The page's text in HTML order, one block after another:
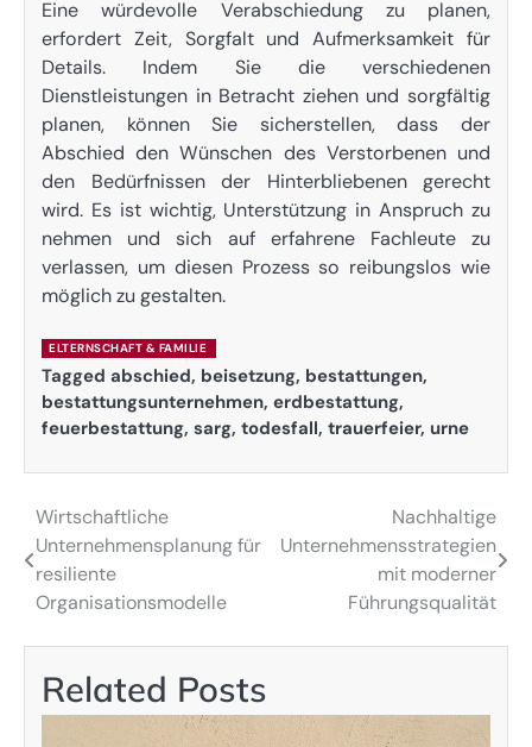
Eine würdevolle Verabschiedung zu planen,
erfordert Zeit, Sorgfalt und Aufmerksamkeit für
Details. Indem Sie die verschiedenen
Dienstleistungen in Betracht ziehen und sorgfältig
planen, können Sie sicherstellen, dass der
Abschied den Wünschen des Verstorbenen und
den Bedürfnissen der Hinterbliebenen gerecht
wird. Es ist wichtig, Unterstützung in Anspruch zu
nehmen und sich auf erfahrene Fachleute zu
verlassen, um diesen Prozess so reibungslos wie
möglich zu gestalten.
ELTERNSCHAFT & FAMILIE
Tagged abschied, beisetzung, bestattungen,
bestattungsunternehmen, erdbestattung,
feuerbestattung, sarg, todesfall, trauerfeier, urne
Post
navigation
Wirtschaftliche
Unternehmensplanung für
resiliente
Organisationsmodelle
Nachhaltige
Unternehmensstrategien
mit moderner
Führungsqualität
Related Posts